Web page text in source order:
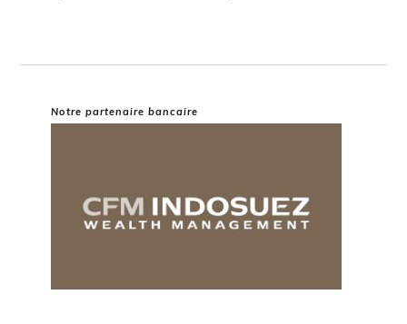
Notre partenaire bancaire